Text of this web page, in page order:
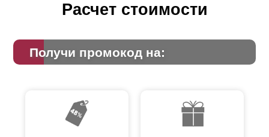
Расчет стоимости
Получи промокод на: